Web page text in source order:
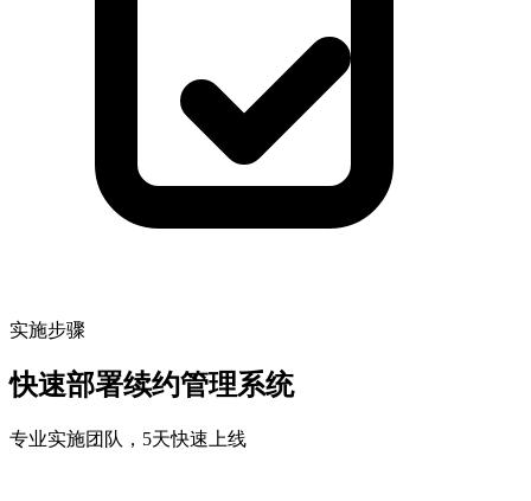
实施步骤
快速部署续约管理系统
专业实施团队，5天快速上线